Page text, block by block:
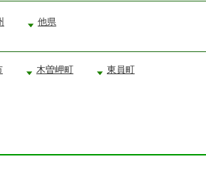
他県
木曽岬町 東員町